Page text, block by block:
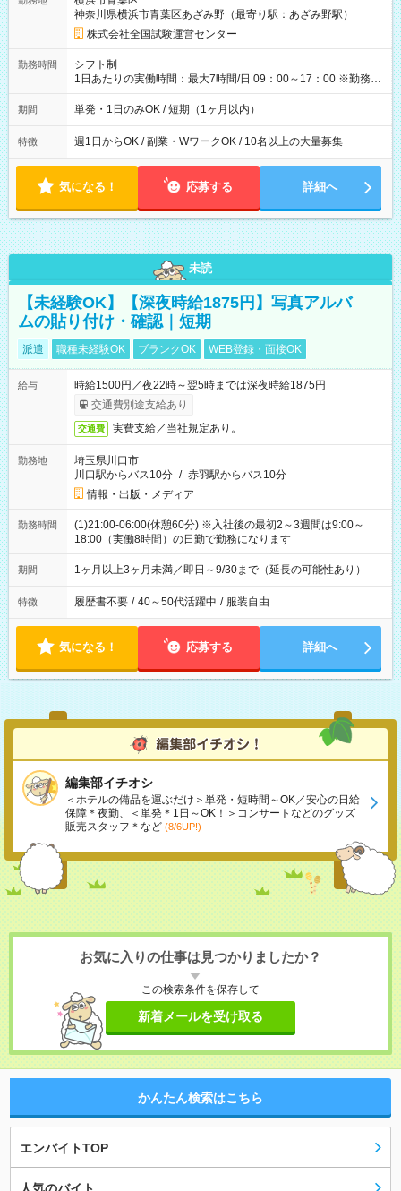
例】 ・河合塾模擬試験 8:30～17:30（休憩1時間） 時給1,300円
×8時間＝日収10,400円＋交通費 ※当日の役割により時給＋100
円の場合あり ・国家試験 7:00～13:30（休憩なし） 時給1,300
円（役割手当＋100円）×6時間＝日収8,400円＋交通費 【試用期
間】試用期間なし
神奈川県横浜市青葉区あざみ野（最寄り駅：あざみ野駅）
株式会社全国試験運営センター
勤務時間
シフト制
1日あたりの実働時間：最大7時間/日 09：00～17：00 ※勤務時
間は 試験により異なります。
期間 単発・1日のみOK / 短期（1ヶ月以内）
特徴 週1日からOK / 副業・WワークOK / 10名以上の大量募集
気になる！ 応募する 詳細へ
未読
【未経験OK】【深夜時給1875円】写真アルバ
ムの貼り付け・確認｜短期
派遣 職種未経験OK ブランクOK WEB登録・面接OK
給与
時給1500円／夜22時～翌5時までは深夜時給1875円
交通費別途支給あり
交通費 実費支給／当社規定あり。
勤務地
埼玉県川口市
川口駅からバス10分 / 赤羽駅からバス10分
情報・出版・メディア
勤務時間
(1)21:00-06:00(休憩60分) ※入社後の最初2～3週間は9:00～
18:00（実働8時間）の日勤で勤務になります
期間 1ヶ月以上3ヶ月未満／即日～9/30まで（延長の可能性あり）
特徴 履歴書不要 / 40～50代活躍中 / 服装自由
気になる！ 応募する 詳細へ
編集部イチオシ
＜ホテルの備品を運ぶだけ＞単発・短時間～OK／安心の日給
保障＊夜勤、＜単発＊1日～OK！＞コンサートなどのグッズ
販売スタッフ＊など (8/6UP!)
お気に入りの仕事は見つかりましたか？
この検索条件を保存して
新着メールを受け取る
かんたん検索はこちら
エンバイトTOP